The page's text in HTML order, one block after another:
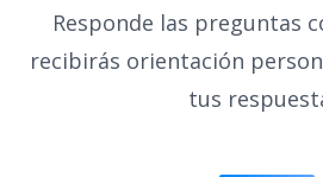
Responde las preguntas
recibirás orientación
tus